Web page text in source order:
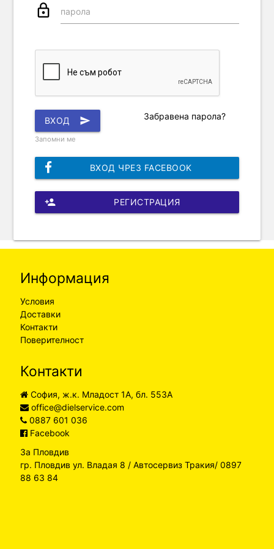
lock_outline парола
ВХОД send Забравена парола?
Запомни ме
ВХОД ЧРЕЗ FACEBOOK
РЕГИСТРАЦИЯ
person_add
Информация
Условия
Доставки
Контакти
Поверителност
Контакти
София, ж.к. Младост 1А, бл. 553А
office@dielservice.com
0887 601 036
Facebook
За Пловдив
гр. Пловдив ул. Владая 8 / Автосервиз Тракия/ 0897
88 63 84